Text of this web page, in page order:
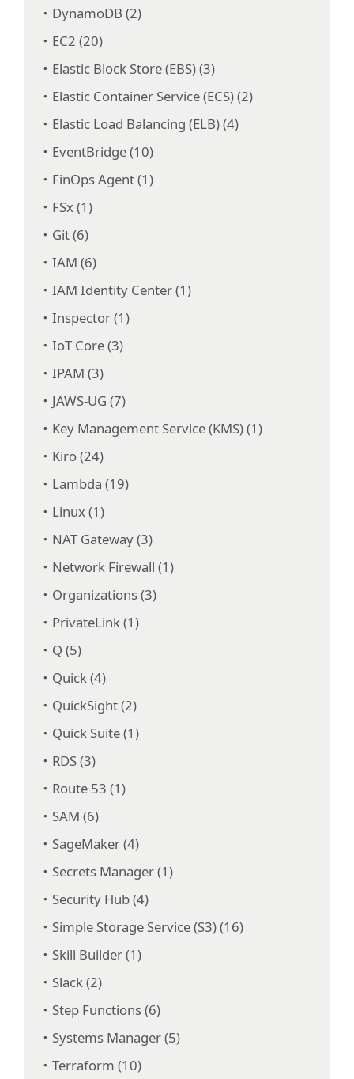
DynamoDB (2)
EC2 (20)
Elastic Block Store (EBS) (3)
Elastic Container Service (ECS) (2)
Elastic Load Balancing (ELB) (4)
EventBridge (10)
FinOps Agent (1)
FSx (1)
Git (6)
IAM (6)
IAM Identity Center (1)
Inspector (1)
IoT Core (3)
IPAM (3)
JAWS-UG (7)
Key Management Service (KMS) (1)
Kiro (24)
Lambda (19)
Linux (1)
NAT Gateway (3)
Network Firewall (1)
Organizations (3)
PrivateLink (1)
Q (5)
Quick (4)
QuickSight (2)
Quick Suite (1)
RDS (3)
Route 53 (1)
SAM (6)
SageMaker (4)
Secrets Manager (1)
Security Hub (4)
Simple Storage Service (S3) (16)
Skill Builder (1)
Slack (2)
Step Functions (6)
Systems Manager (5)
Terraform (10)